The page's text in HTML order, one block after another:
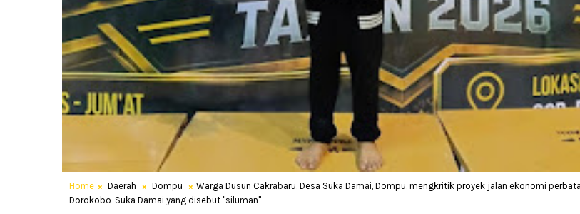
Home Daerah Dompu
Warga Dusun Cakrabaru, Desa Suka Damai, Dompu, mengkritik proyek jalan ekonomi
Dorokobo-Suka Damai yang disebut "siluman"